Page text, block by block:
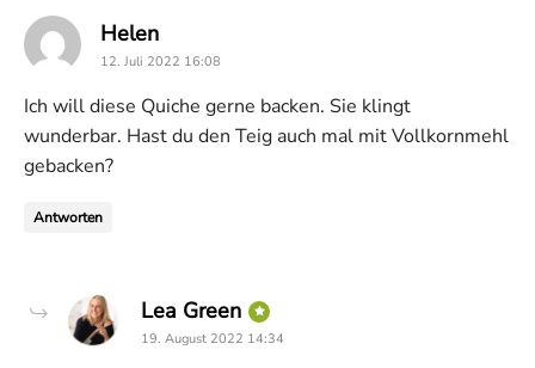
Helensays:
12. Juli 2022 16:08
Ich will diese Quiche gerne backen. Sie klingt
wunderbar. Hast du den Teig auch mal mit Vollkornmehl
gebacken?
Antworten
Lea Green says:
19. August 2022 14:34